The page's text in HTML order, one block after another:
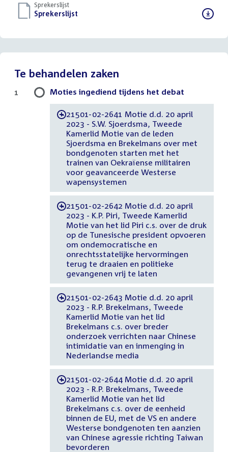
Sprekerslijst
Download
Sprekerslijst
Te behandelen zaken
Moties ingediend tijdens het debat
-21501-02-2641 Motie d.d. 20 april
2023 - S.W. Sjoerdsma, Tweede
Kamerlid Motie van de leden
Sjoerdsma en Brekelmans over met
bondgenoten starten met het
trainen van Oekraïense militairen
voor geavanceerde Westerse
wapensystemen
-21501-02-2642 Motie d.d. 20 april
2023 - K.P. Piri, Tweede Kamerlid
Motie van het lid Piri c.s. over de druk
op de Tunesische president opvoeren
om ondemocratische en
onrechtsstatelijke hervormingen
terug te draaien en politieke
gevangenen vrij te laten
-21501-02-2643 Motie d.d. 20 april
2023 - R.P. Brekelmans, Tweede
Kamerlid Motie van het lid
Brekelmans c.s. over breder
onderzoek verrichten naar Chinese
intimidatie van en inmenging in
Nederlandse media
-21501-02-2644 Motie d.d. 20 april
2023 - R.P. Brekelmans, Tweede
Kamerlid Motie van het lid
Brekelmans c.s. over de eenheid
binnen de EU, met de VS en andere
Westerse bondgenoten ten aanzien
van Chinese agressie richting Taiwan
bevorderen
1